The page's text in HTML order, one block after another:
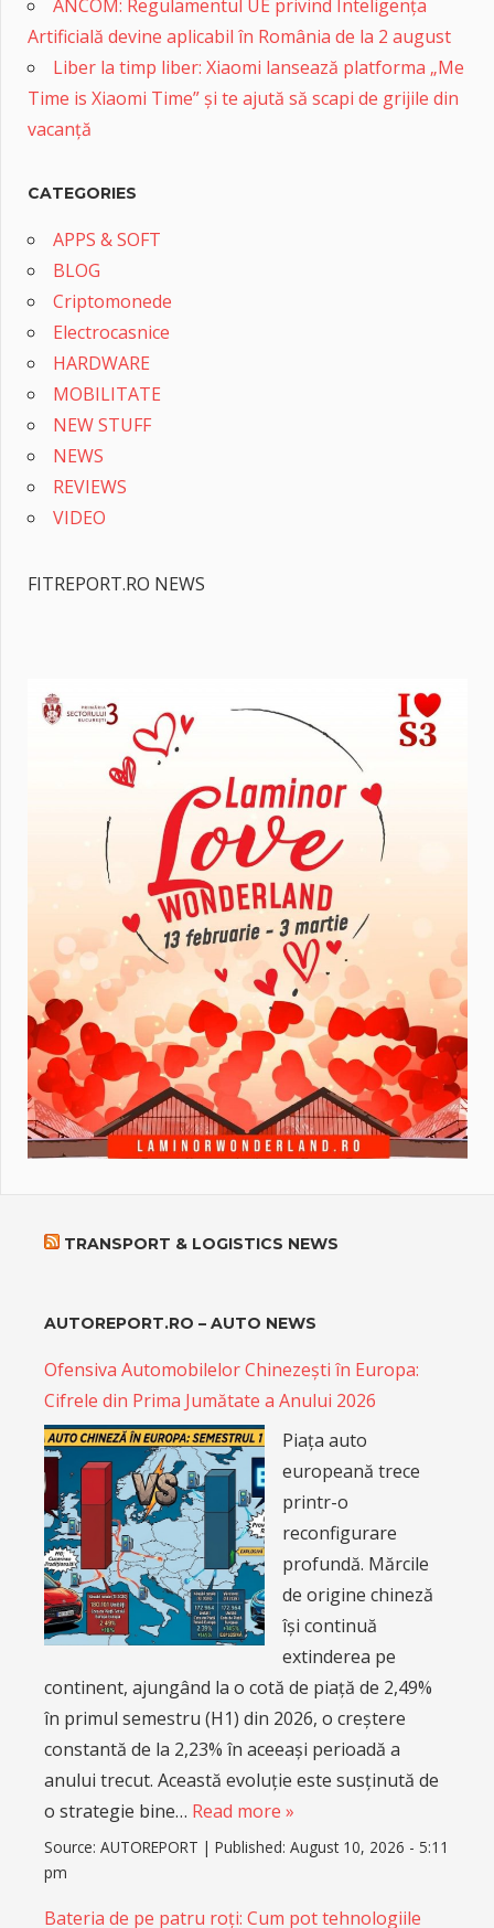
ANCOM: Regulamentul UE privind Inteligența
Artificială devine aplicabil în România de la 2 august
Liber la timp liber: Xiaomi lansează platforma „Me
Time is Xiaomi Time” și te ajută să scapi de grijile din
vacanță
CATEGORIES
APPS & SOFT
BLOG
Criptomonede
Electrocasnice
HARDWARE
MOBILITATE
NEW STUFF
NEWS
REVIEWS
VIDEO
FITREPORT.RO NEWS
TRANSPORT & LOGISTICS NEWS
AUTOREPORT.RO – AUTO NEWS
Ofensiva Automobilelor Chinezești în Europa:
Cifrele din Prima Jumătate a Anului 2026
Piața auto
europeană trece
printr-o
reconfigurare
profundă. Mărcile
de origine chineză
își continuă
extinderea pe
continent, ajungând la o cotă de piață de 2,49%
în primul semestru (H1) din 2026, o creștere
constantă de la 2,23% în aceeași perioadă a
anului trecut. Această evoluție este susținută de
o strategie bine… Read more »
Source: AUTOREPORT | Published: August 10, 2026 - 5:11
pm
Bateria de pe patru roți: Cum pot tehnologiile